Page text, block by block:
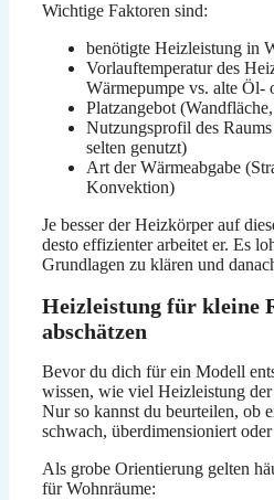
Wichtige Faktoren sind:
benötigte Heizleistung in
Vorlauftemperatur des
Wärmepumpe vs. alte Öl-
Platzangebot
Nutzungsprofil des
selten genutzt)
Art der Wärmeabgabe
Konvektion)
Je besser der Heizkörper auf
desto effizienter arbeitet er. Es
Grundlagen zu klären und
Heizleistung für kleine
abschätzen
Bevor du dich für ein Modell
wissen, wie viel Heizleistung
Nur so kannst du beurteilen, ob
schwach, überdimensioniert oder
Als grobe Orientierung gelten
für Wohnräume: